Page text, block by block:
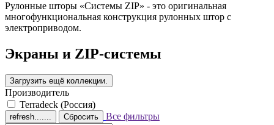
Рулонные шторы «Системы ZIP» - это оригинальная
многофункциональная конструкция рулонных штор с
электроприводом.
Экраны и ZIP-системы
Производитель
Terradeck (Россия)
Сбросить Все фильтры